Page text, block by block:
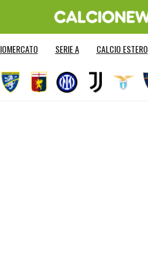
SERIE A CALCIO ESTERO